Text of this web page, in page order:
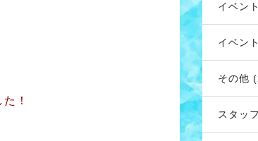
！
イベン
イベン
その他
スタッ